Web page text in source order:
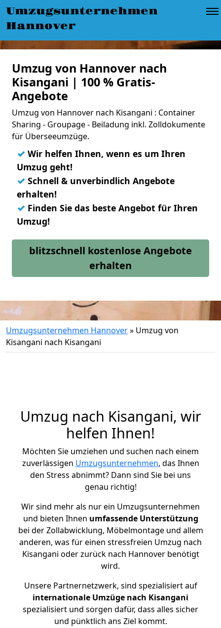
Umzugsunternehmen
Hannover
Umzug von Hannover nach
Kisangani | 100 % Gratis-
Angebote
Umzug von Hannover nach Kisangani : Container
Sharing - Groupage - Beiladung inkl. Zolldokumente
für Überseeumzüge.
✓ Wir helfen Ihnen, wenn es um Ihren
Umzug geht!
✓ Schnell & unverbindlich Angebote
erhalten!
✓ Finden Sie das beste Angebot für Ihren
Umzug!
blitzschnell kostenlose Angebote
erhalten
Umzugsunternehmen Hannover» Umzug von
Kisangani nach Kisangani
Umzug nach Kisangani, wir
helfen Ihnen!
Möchten Sie umziehen und suchen nach einem
zuverlässigen Umzugsunternehmen, das Ihnen
den Stress abnimmt? Dann sind Sie bei uns
genau richtig!
Wir sind mehr als nur ein Umzugsunternehmen
und bieten Ihnen umfassende Unterstützung
bei der Zollabwicklung, Möbelmontage und allem
anderen, was für einen stressfreien Umzug nach
Kisangani oder zurück nach Hannover benötigt
wird.
Unsere Partnernetzwerk, sind spezialisiert auf
internationale Umzüge nach Kisangani
spezialisiert und sorgen dafür, dass alles sicher
und pünktlich ans Ziel kommt.